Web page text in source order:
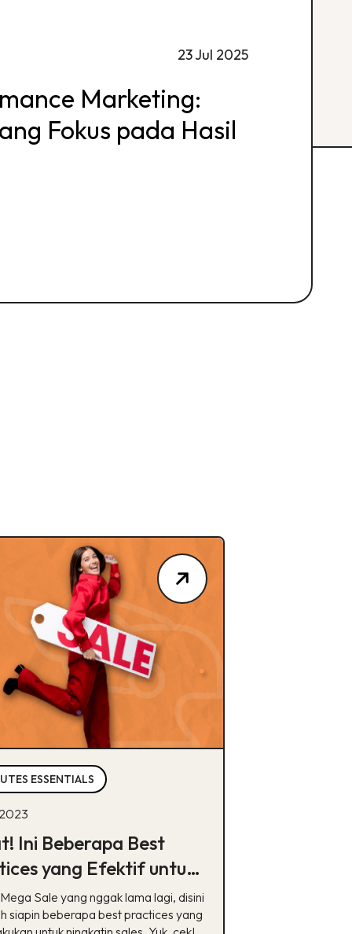
23 Jul 2025
Marketing:
Fokus pada Hasil
ESSENTIALS
Ini Beberapa Best
yang Efektif untuk
SaleSale yang nggak lama lagi, disini
siapin beberapa best practices yang